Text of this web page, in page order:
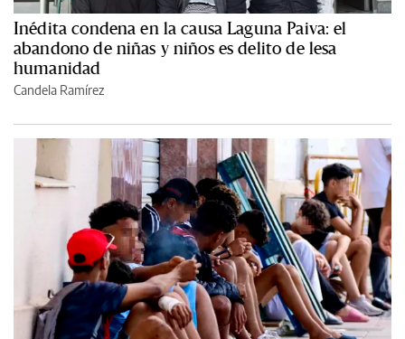
Inédita condena en la causa Laguna Paiva: el
abandono de niñas y niños es delito de lesa
humanidad
Candela Ramírez